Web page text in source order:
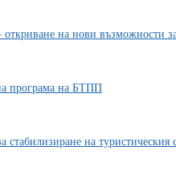
на нови възможности
програма на БТПП
на туристическия